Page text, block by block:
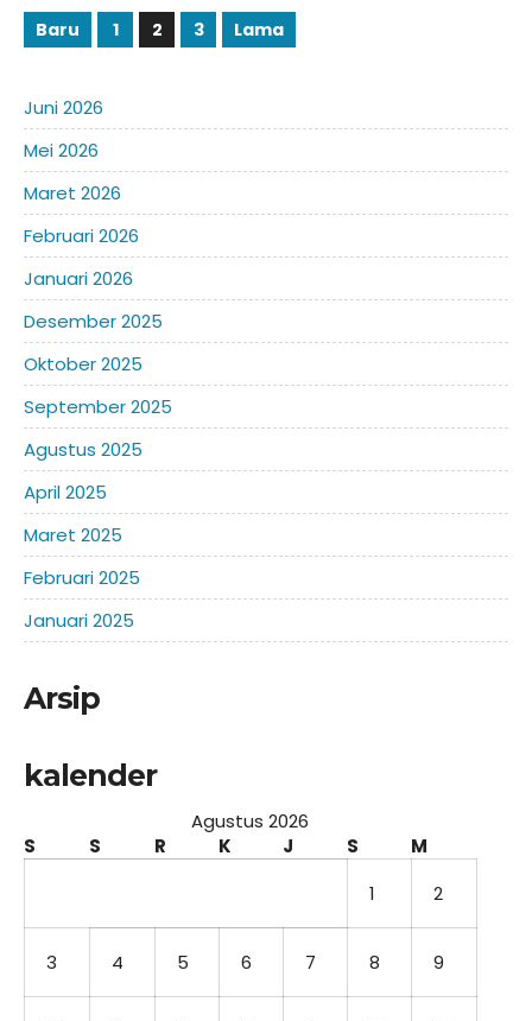
Baru 1 2 3 Lama
Juni 2026
Mei 2026
Maret 2026
Februari 2026
Januari 2026
Desember 2025
Oktober 2025
September 2025
Agustus 2025
April 2025
Maret 2025
Februari 2025
Januari 2025
Arsip
kalender
Agustus 2026
S
S R K J S
M
1
2
3 4 5 6 7 8 9